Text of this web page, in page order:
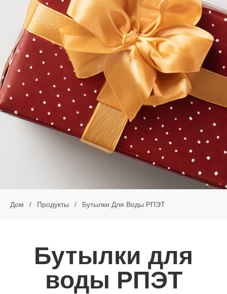
Дом / Продукты / Бутылки Для Воды РПЭТ
Бутылки для
воды РПЭТ